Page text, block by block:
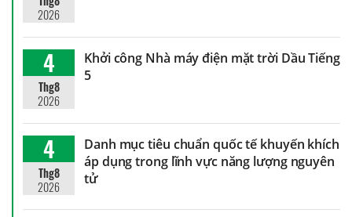
2026
4
Thg8
2026
Khởi công Nhà máy điện mặt trời Dầu Tiếng
5
4
Thg8
2026
Danh mục tiêu chuẩn quốc tế khuyến khích
áp dụng trong lĩnh vực năng lượng nguyên
tử